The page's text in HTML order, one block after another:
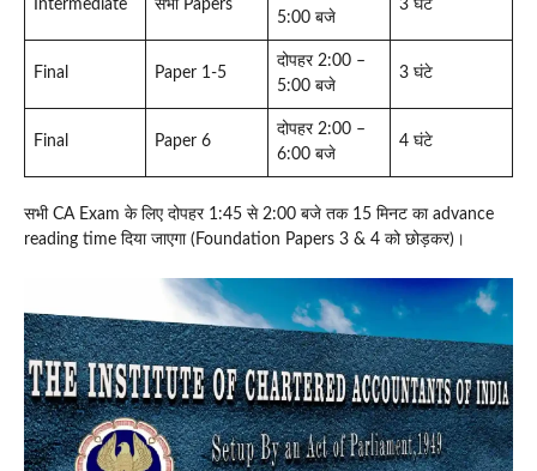
Intermediate सभी Papers
5:00 बजे
3 घंटे
Final Paper 1-5
दोपहर 2:00 –
5:00 बजे
3 घंटे
Final Paper 6
दोपहर 2:00 –
6:00 बजे
4 घंटे
सभी CA Exam के लिए दोपहर 1:45 से 2:00 बजे तक 15 मिनट का advance
reading time दिया जाएगा (Foundation Papers 3 & 4 को छोड़कर)।